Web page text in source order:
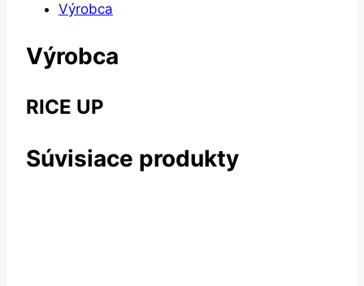
Výrobca
Výrobca
RICE UP
Súvisiace produkty